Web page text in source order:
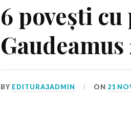
6 povești
Gaudeamus
BY EDITURA3ADMIN ON 21